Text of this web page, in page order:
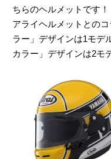
ちらのヘルメットです！
アライヘルメットとの
ラー」デザインは1モデ
カラー」デザインは2モ